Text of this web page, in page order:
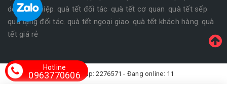
Hotline
0963770606
doanh nghiệp quà tết đối tác quà tết cơ quan quà tết sếp
quà tặng đối tác quà tết ngoại giao quà tết khách hàng quà
tết giá rẻ
Lượt truy cập: 2276571 - Đang online: 11